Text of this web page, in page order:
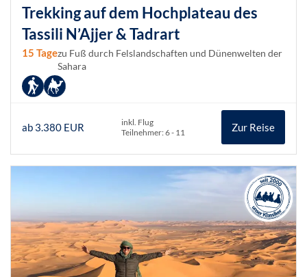
Trekking auf dem Hochplateau des
Tassili N’Ajjer & Tadrart
15 Tagezu Fuß durch Felslandschaften und Dünenwelten der
Sahara
ab 3.380 EUR
inkl. Flug
Teilnehmer: 6 - 11
Zur Reise